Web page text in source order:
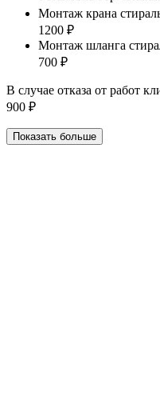
Монтаж крана
1200 ₽
Монтаж шланга
700 ₽
В случае отказа от работ
900 ₽
Показать больше